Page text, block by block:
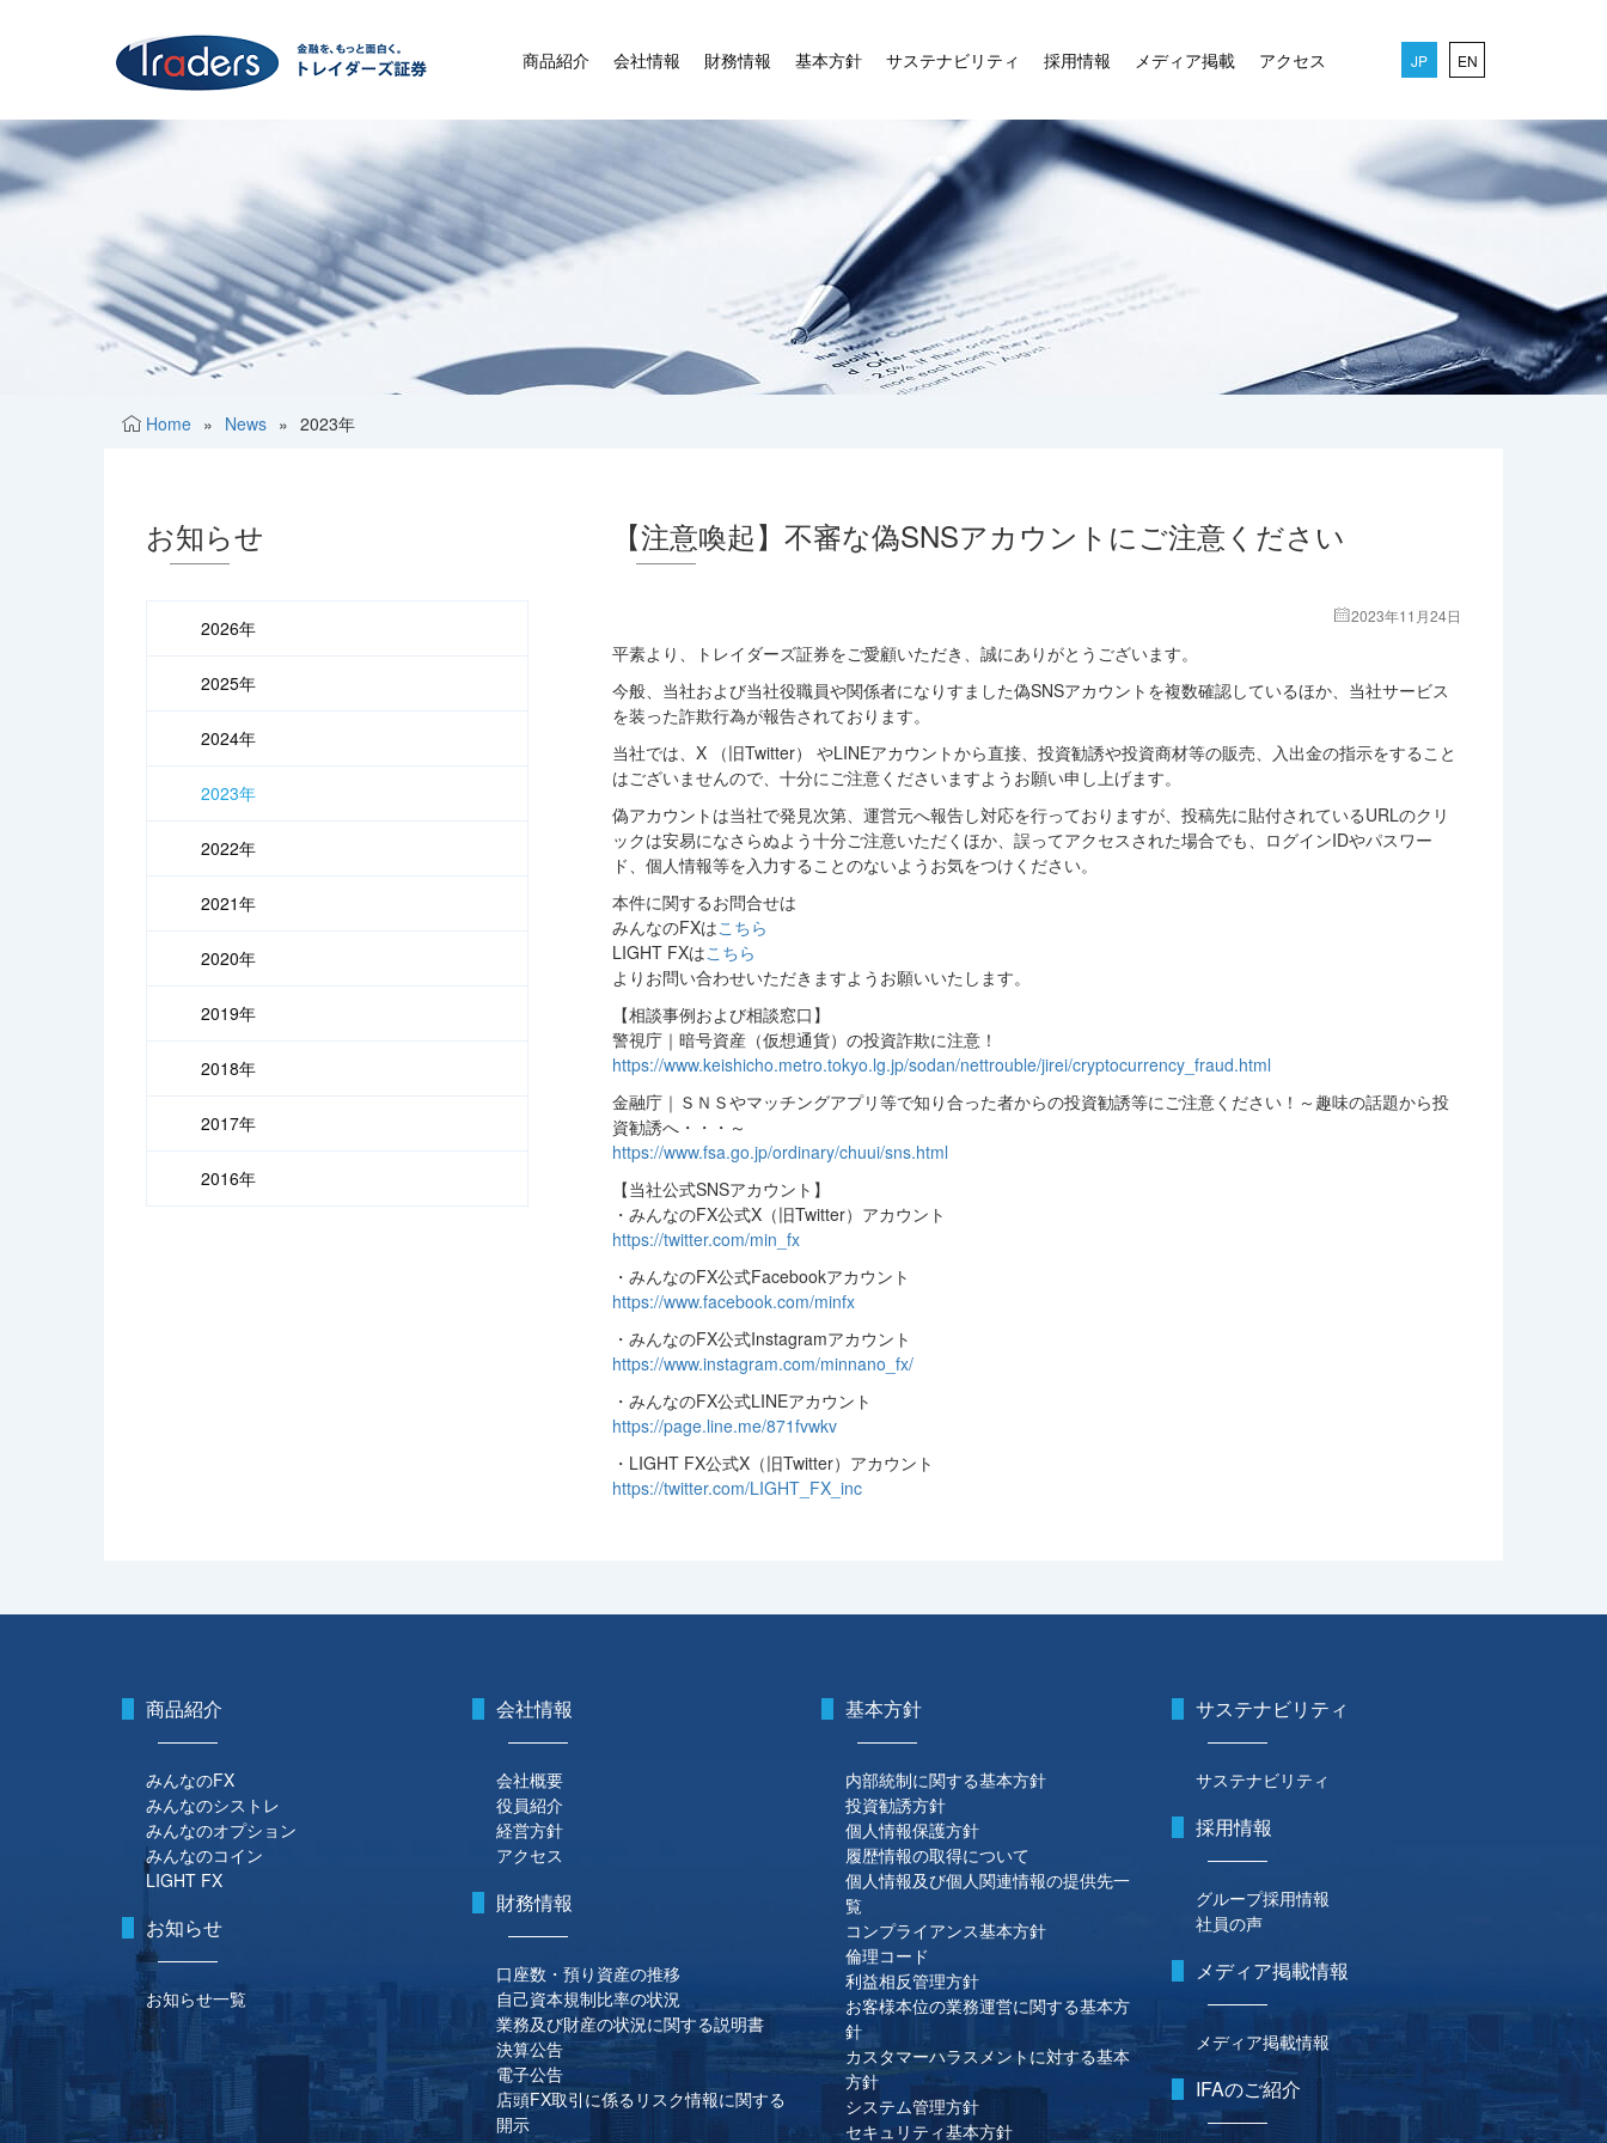
商品紹介 会社情報 財務情報 基本方針 サステナビリティ 採用情報 メディア掲載 アクセス JP EN
Home » News » 2023年
【注意喚起】不審な偽SNSアカウントにご注意ください
2023年11月24日
平素より、トレイダーズ証券をご愛顧いただき、誠にありがとうございます。
今般、当社および当社役職員や関係者になりすました偽SNSアカウントを複数確認しているほか、当社サービス
を装った詐欺行為が報告されております。
当社では、X （旧Twitter） やLINEアカウントから直接、投資勧誘や投資商材等の販売、入出金の指示をすること
はございませんので、十分にご注意くださいますようお願い申し上げます。
偽アカウントは当社で発見次第、運営元へ報告し対応を行っておりますが、投稿先に貼付されているURLのクリ
ックは安易になさらぬよう十分ご注意いただくほか、誤ってアクセスされた場合でも、ログインIDやパスワー
ド、個人情報等を入力することのないようお気をつけください。
本件に関するお問合せは
みんなのFXはこちら
LIGHT FXはこちら
よりお問い合わせいただきますようお願いいたします。
【相談事例および相談窓口】
警視庁｜暗号資産（仮想通貨）の投資詐欺に注意！
https://www.keishicho.metro.tokyo.lg.jp/sodan/nettrouble/jirei/cryptocurrency_fraud.html
金融庁｜ＳＮＳやマッチングアプリ等で知り合った者からの投資勧誘等にご注意ください！～趣味の話題から投
資勧誘へ・・・～
https://www.fsa.go.jp/ordinary/chuui/sns.html
【当社公式SNSアカウント】
・みんなのFX公式X（旧Twitter）アカウント
https://twitter.com/min_fx
・みんなのFX公式Facebookアカウント
https://www.facebook.com/minfx
・みんなのFX公式Instagramアカウント
https://www.instagram.com/minnano_fx/
・みんなのFX公式LINEアカウント
https://page.line.me/871fvwkv
・LIGHT FX公式X（旧Twitter）アカウント
https://twitter.com/LIGHT_FX_inc
お知らせ
2026年
2025年
2024年
2023年
2022年
2021年
2020年
2019年
2018年
2017年
2016年
商品紹介
みんなのFX
みんなのシストレ
みんなのオプション
みんなのコイン
LIGHT FX
お知らせ
お知らせ一覧
会社情報
会社概要
役員紹介
経営方針
アクセス
財務情報
口座数・預り資産の推移
自己資本規制比率の状況
業務及び財産の状況に関する説明書
決算公告
電子公告
店頭FX取引に係るリスク情報に関する
開示
基本方針
内部統制に関する基本方針
投資勧誘方針
個人情報保護方針
履歴情報の取得について
個人情報及び個人関連情報の提供先一
覧
コンプライアンス基本方針
倫理コード
利益相反管理方針
お客様本位の業務運営に関する基本方
針
カスタマーハラスメントに対する基本
方針
システム管理方針
セキュリティ基本方針
サステナビリティ
サステナビリティ
採用情報
グループ採用情報
社員の声
メディア掲載情報
メディア掲載情報
IFAのご紹介